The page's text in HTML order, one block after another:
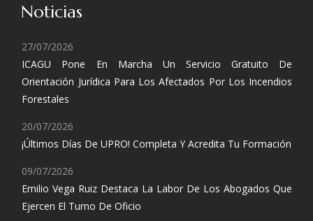
Noticias
27/07/2026
ICAGU Pone En Marcha Un Servicio Gratuito De
Orientación Jurídica Para Los Afectados Por Los Incendios
Forestales
20/07/2026
¡Últimos Días De UPRO! Completa Y Acredita Tu Formación
09/07/2026
Emilio Vega Ruiz Destaca La Labor De Los Abogados Que
Ejercen El Turno De Oficio